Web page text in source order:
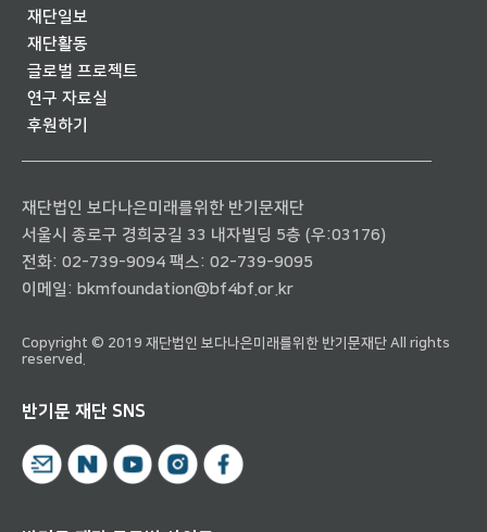
재단일보
재단활동
글로벌 프로젝트
연구 자료실
후원하기
재단법인 보다나은미래를위한 반기문재단
서울시 종로구 경희궁길 33 내자빌딩 5층 (우:03176)
전화: 02-739-9094 팩스: 02-739-9095
이메일: bkmfoundation@bf4bf.or.kr
Copyright © 2019 재단법인 보다나은미래를위한 반기문재단 All rights
reserved.
반기문 재단 SNS